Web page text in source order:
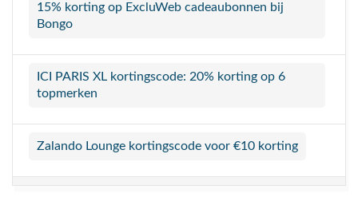
15% korting op ExcluWeb cadeaubonnen bij
Bongo
ICI PARIS XL kortingscode: 20% korting op 6
topmerken
Zalando Lounge kortingscode voor €10 korting